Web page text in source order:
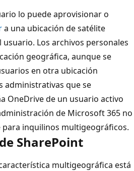
lo puede aprovisionar o
a una ubicación de satélite
Los archivos personales
geográfica, aunque se
en otra ubicación
administrativas que se
OneDrive de un usuario activo
de Microsoft 365 no
inquilinos multigeográficos.
SharePoint
multigeográfica está